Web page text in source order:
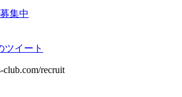
ツイート
club.com/recruit